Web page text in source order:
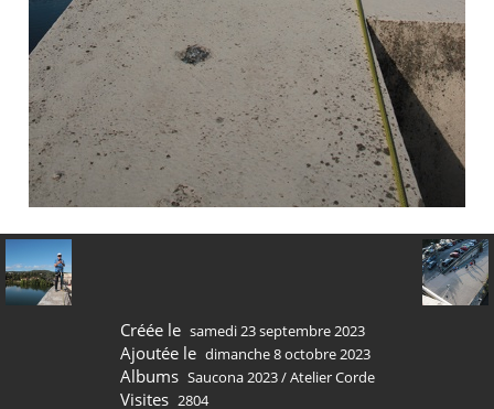
Créée le samedi 23 septembre 2023
Ajoutée le dimanche 8 octobre 2023
Albums Saucona 2023/Atelier Corde
Visites 2804